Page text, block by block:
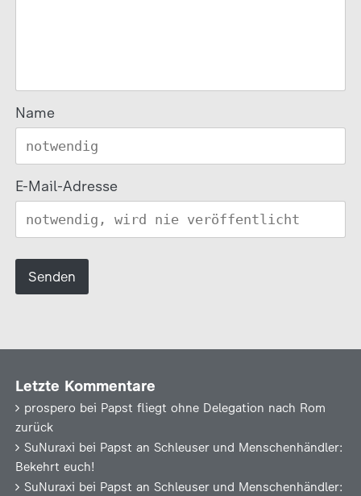
Name
E-Mail-Adresse
Letzte Kommentare
prospero bei Papst fliegt ohne Delegation nach Rom
zurück
SuNuraxi bei Papst an Schleuser und Menschenhändler:
Bekehrt euch!
SuNuraxi bei Papst an Schleuser und Menschenhändler: